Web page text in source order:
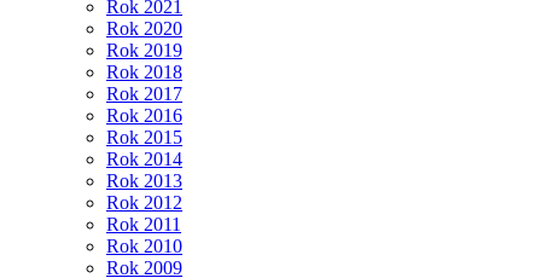
Rok 2021
Rok 2020
Rok 2019
Rok 2018
Rok 2017
Rok 2016
Rok 2015
Rok 2014
Rok 2013
Rok 2012
Rok 2011
Rok 2010
Rok 2009